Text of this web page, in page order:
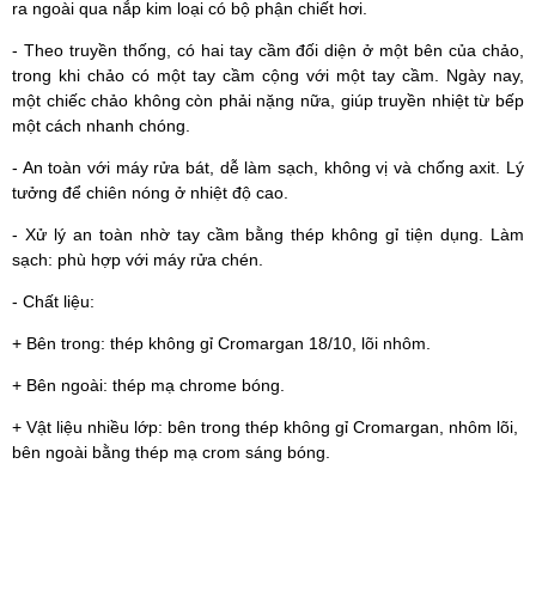
ra ngoài qua nắp kim loại có bộ phận chiết hơi.
- Theo truyền thống, có hai tay cầm đối diện ở một bên của chảo,
trong khi chảo có một tay cầm cộng với một tay cầm. Ngày nay,
một chiếc chảo không còn phải nặng nữa, giúp truyền nhiệt từ bếp
một cách nhanh chóng.
- An toàn với máy rửa bát, dễ làm sạch, không vị và chống axit. Lý
tưởng để chiên nóng ở nhiệt độ cao.
- Xử lý an toàn nhờ tay cầm bằng thép không gỉ tiện dụng. Làm
sạch: phù hợp với máy rửa chén.
- Chất liệu:
+ Bên trong: thép không gỉ Cromargan 18/10, lõi nhôm.
+ Bên ngoài: thép mạ chrome bóng.
+ Vật liệu nhiều lớp: bên trong thép không gỉ Cromargan, nhôm lõi,
bên ngoài bằng thép mạ crom sáng bóng.